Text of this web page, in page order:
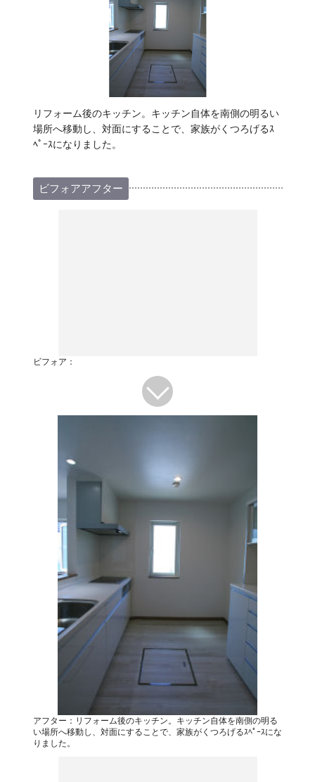
リフォーム後のキッチン。キッチン自体を南側の明るい
場所へ移動し、対面にすることで、家族がくつろげるｽ
ﾍﾟｰｽになりました。
ビフォアアフター
ビフォア：
アフター：リフォーム後のキッチン。キッチン自体を南側の明る
い場所へ移動し、対面にすることで、家族がくつろげるｽﾍﾟｰｽにな
りました。